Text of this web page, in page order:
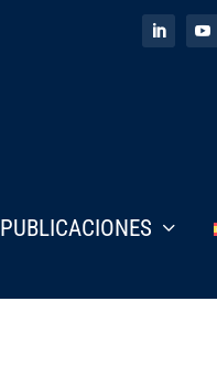
PUBLICACIONES